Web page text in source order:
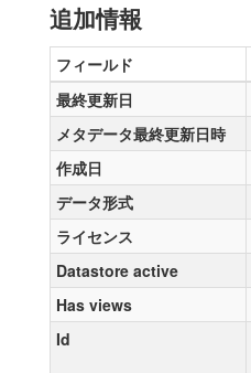
追加情報
フィールド
最終更新日
メタデータ最終更新日時
作成日
データ形式
ライセンス
Datastore active
Has views
Id